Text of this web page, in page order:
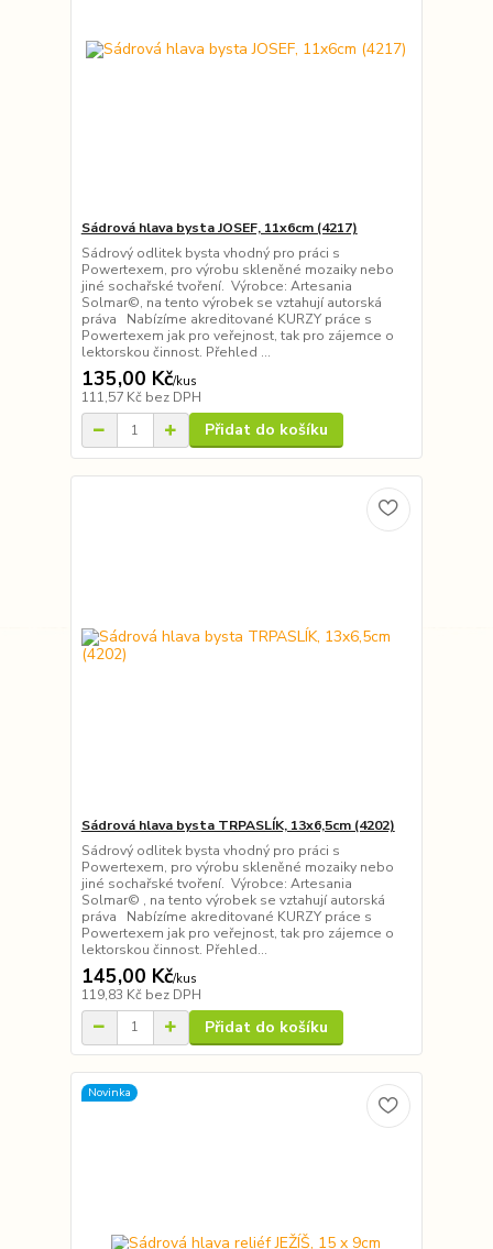
Sádrová hlava bysta JOSEF, 11x6cm (4217)
Sádrový odlitek bysta vhodný pro práci s
Powertexem, pro výrobu skleněné mozaiky nebo
jiné sochařské tvoření. Výrobce: Artesania
Solmar©, na tento výrobek se vztahují autorská
práva Nabízíme akreditované KURZY práce s
Powertexem jak pro veřejnost, tak pro zájemce o
lektorskou činnost. Přehled ...
135,00 Kč/kus
111,57 Kč bez DPH
Přidat do košíku
Sádrová hlava bysta TRPASLÍK, 13x6,5cm (4202)
Sádrový odlitek bysta vhodný pro práci s
Powertexem, pro výrobu skleněné mozaiky nebo
jiné sochařské tvoření. Výrobce: Artesania
Solmar© , na tento výrobek se vztahují autorská
práva Nabízíme akreditované KURZY práce s
Powertexem jak pro veřejnost, tak pro zájemce o
lektorskou činnost. Přehled...
145,00 Kč/kus
119,83 Kč bez DPH
Přidat do košíku
Novinka